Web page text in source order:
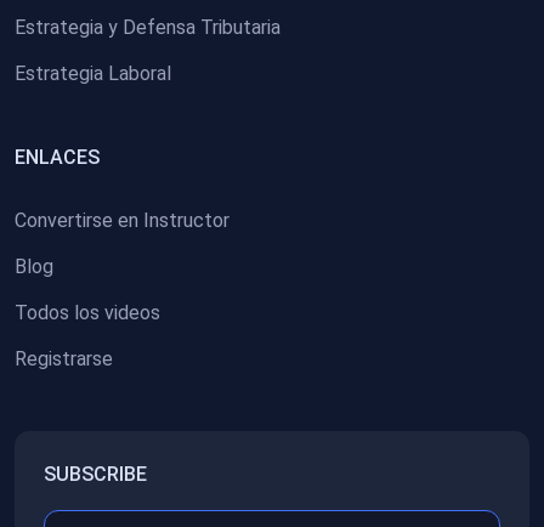
Estrategia y Defensa Tributaria
Estrategia Laboral
ENLACES
Convertirse en Instructor
Blog
Todos los videos
Registrarse
SUBSCRIBE